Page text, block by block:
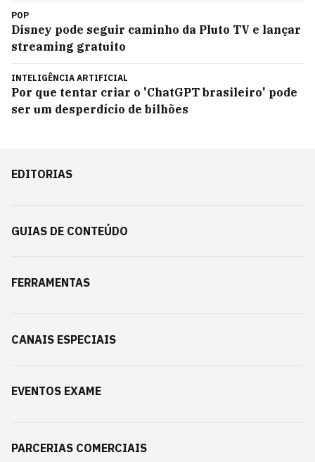
POP
Disney pode seguir caminho da Pluto TV e lançar
streaming gratuito
INTELIGÊNCIA ARTIFICIAL
Por que tentar criar o 'ChatGPT brasileiro' pode
ser um desperdício de bilhões
EDITORIAS
GUIAS DE CONTEÚDO
FERRAMENTAS
CANAIS ESPECIAIS
EVENTOS EXAME
PARCERIAS COMERCIAIS